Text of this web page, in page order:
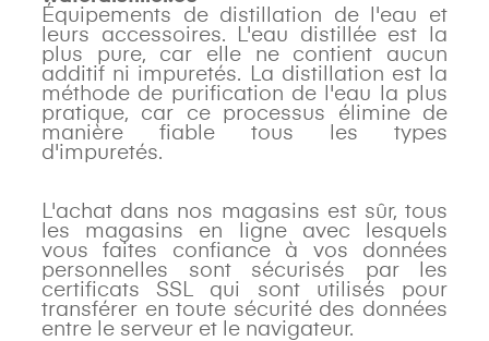
Équipements de distillation de l'eau et
leurs accessoires. L'eau distillée est la
plus pure, car elle ne contient aucun
additif ni impuretés. La distillation est la
méthode de purification de l'eau la plus
pratique, car ce processus élimine de
manière fiable tous les types
d'impuretés.
L'achat dans nos magasins est sûr, tous
les magasins en ligne avec lesquels
vous faites confiance à vos données
personnelles sont sécurisés par les
certificats SSL qui sont utilisés pour
transférer en toute sécurité des données
entre le serveur et le navigateur.